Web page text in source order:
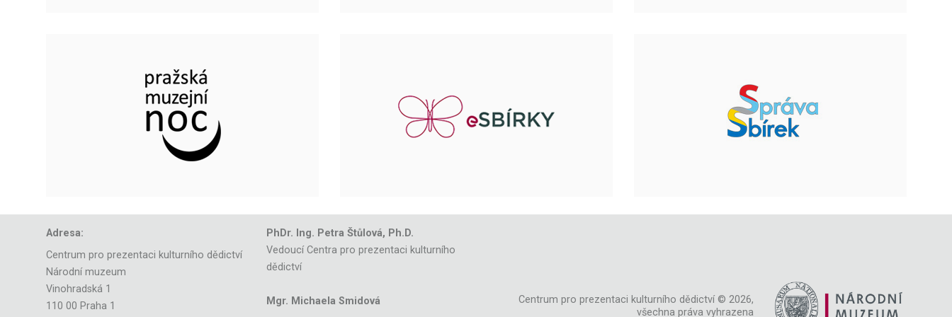
Adresa:
Centrum pro prezentaci kulturního dědictví
Národní muzeum
Vinohradská 1
110 00 Praha 1
PhDr. Ing. Petra Štůlová, Ph.D.
Vedoucí Centra pro prezentaci kulturního
dědictví
Mgr. Michaela Smidová
Centrum pro prezentaci kulturního dědictví © 2026,
všechna práva vyhrazena